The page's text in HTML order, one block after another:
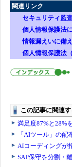
関連リンク
セキュリティ監
個人情報保護法
情報漏えいに備
個人情報保護法